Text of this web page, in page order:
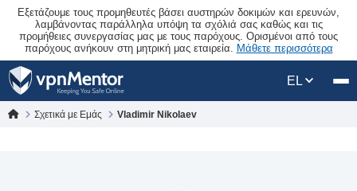
Εξετάζουμε τους προμηθευτές βάσει αυστηρών δοκιμών και ερευνών,
λαμβάνοντας παράλληλα υπόψη τα σχόλιά σας καθώς και τις
προμήθειες συνεργασίας μας με τους παρόχους. Ορισμένοι από τους
παρόχους ανήκουν στη μητρική μας εταιρεία. Μάθετε περισσότερα
EL
Σχετικά με Εμάς Vladimir Nikolaev